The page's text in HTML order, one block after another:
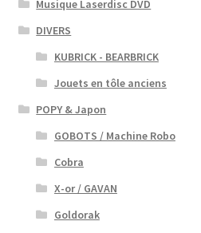
Musique Laserdisc DVD
DIVERS
KUBRICK - BEARBRICK
Jouets en tôle anciens
POPY & Japon
GOBOTS / Machine Robo
Cobra
X-or / GAVAN
Goldorak